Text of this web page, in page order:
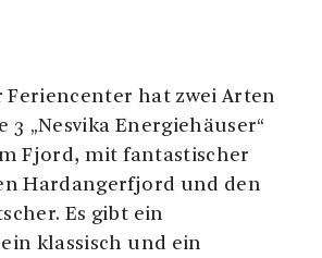
Feriencenter hat zwei Arten
3 „Nesvika Energiehäuser“
Fjord, mit fantastischer
Hardangerfjord und den
Es gibt ein
klassisch und ein